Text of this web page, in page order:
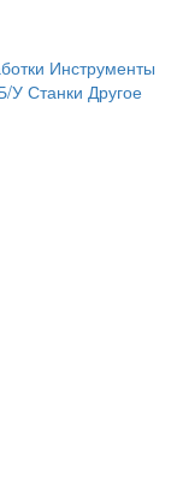
Инструменты
У Станки Другое